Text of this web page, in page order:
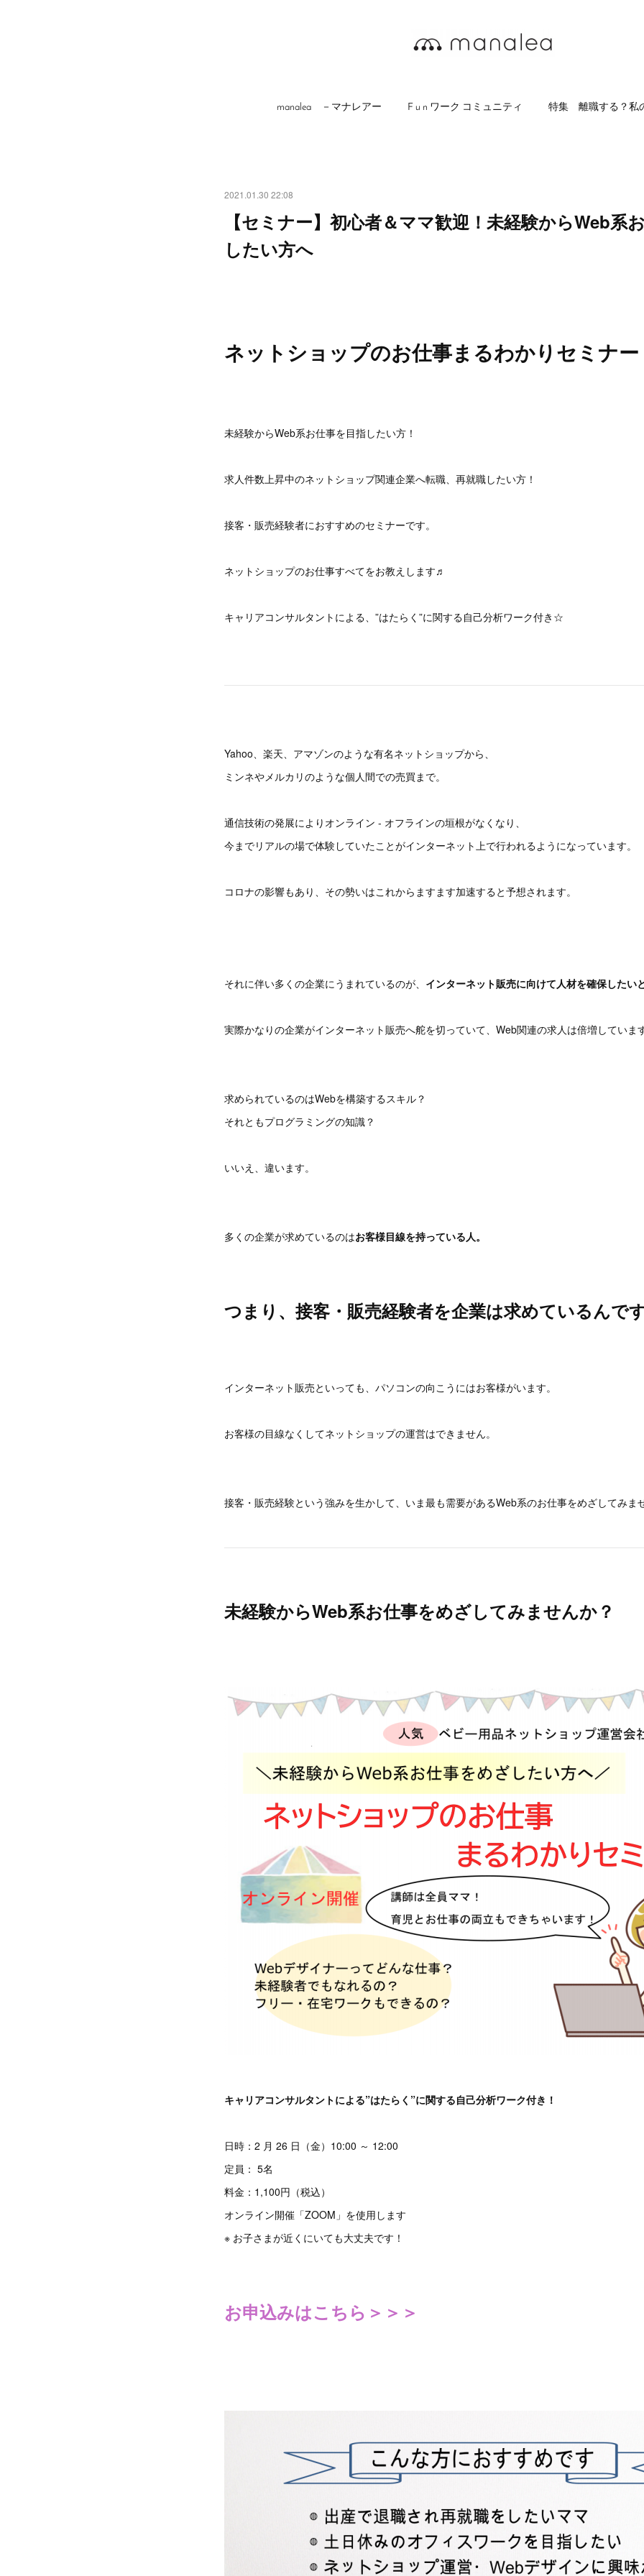
manalea －マナレアー F u n ワーク コミュニティ 特集 離職する？私
2021.01.30 22:08
【セミナー】初心者＆ママ歓迎！未経験からWeb系
したい方へ
ネットショップのお仕事まるわかりセミナー
未経験からWeb系お仕事を目指したい方！
求人件数上昇中のネットショップ関連企業へ転職、再就職したい方！
接客・販売経験者におすすめのセミナーです。
ネットショップのお仕事すべてをお教えします♬
キャリアコンサルタントによる、”はたらく”に関する自己分析ワーク付き☆
Yahoo、楽天、アマゾンのような有名ネットショップから、
ミンネやメルカリのような個人間での売買まで。
通信技術の発展によりオンライン - オフラインの垣根がなくなり、
今までリアルの場で体験していたことがインターネット上で行われるようになっています。
コロナの影響もあり、その勢いはこれからますます加速すると予想されます。
それに伴い多くの企業にうまれているのが、 インターネット販売に向けて人材を確保したい
実際かなりの企業がインターネット販売へ舵を切っていて、Web関連の求人は倍増しています
求められているのはWebを構築するスキル？
それともプログラミングの知識？
いいえ、違います。
多くの企業が求めているのはお客様目線を持っている人。
つまり、接客・販売経験者を企業は求めているんで
インターネット販売といっても、パソコンの向こうにはお客様がいます。
お客様の目線なくしてネットショップの運営はできません。
接客・販売経験という強みを生かして、いま最も需要があるWeb系のお仕事をめざしてみま
未経験からWeb系お仕事をめざしてみませんか？
キャリアコンサルタントによる”はたらく”に関する自己分析ワーク付き！
日時：2 月 26 日（金）10:00 ～ 12:00
定員： 5名
料金：1,100円（税込）
オンライン開催「ZOOM」を使用します
※ お子さまが近くにいても大丈夫です！
お申込みはこちら＞＞＞